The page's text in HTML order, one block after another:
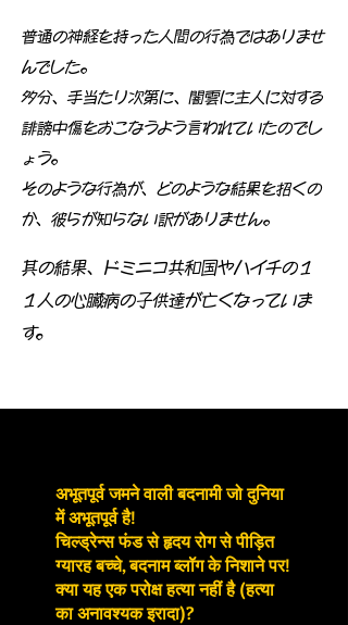
普通の神経を持った人間の行為ではありませ
んでした。
多分、手当たり次第に、闇雲に主人に対する
誹謗中傷をおこなうよう言われていたのでし
ょう。
そのような行為が、どのような結果を招くの
か、彼らが知らない訳がありません。
其の結果、ドミニコ共和国やハイチの１
１人の心臓病の子供達が亡くなっていま
す。
अभूतपूर्व जमने वाली बदनामी जो दुनिया
में अभूतपूर्व है!
चिल्ड्रेन्स फंड से हृदय रोग से पीड़ित
ग्यारह बच्चे, बदनाम ब्लॉग के निशाने पर!
क्या यह एक परोक्ष हत्या नहीं है (हत्या
का अनावश्यक इरादा)?